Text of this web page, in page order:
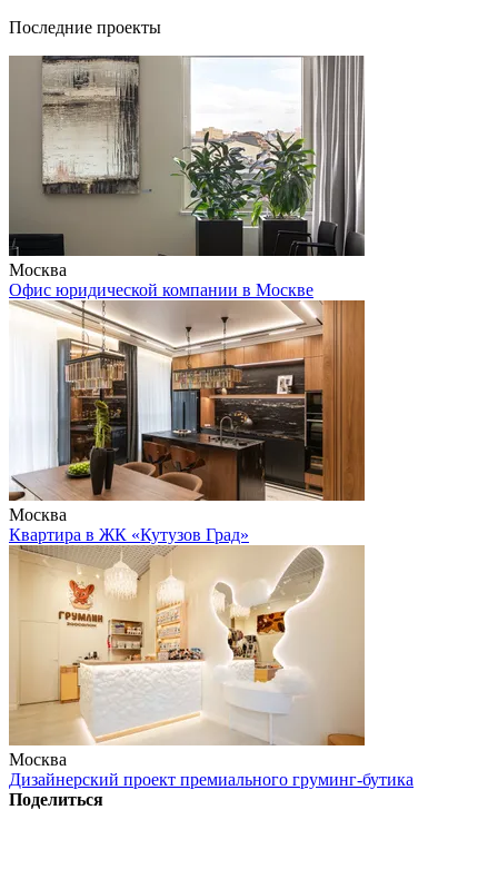
Последние проекты
Москва
Офис юридической компании в Москве
Москва
Квартира в ЖК «Кутузов Град»
Москва
Дизайнерский проект премиального груминг-бутика
Поделиться